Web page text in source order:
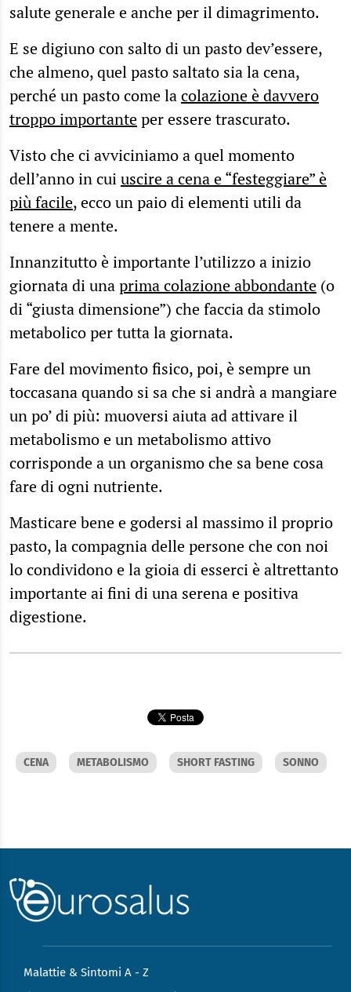
salute generale e anche per il dimagrimento.
E se digiuno con salto di un pasto dev’essere,
che almeno, quel pasto saltato sia la cena,
perché un pasto come lacolazione è davvero
troppo importanteper essere trascurato.
Visto che ci avviciniamo a quel momento
dell’anno in cuiuscire a cena e “festeggiare” è
più facile, ecco un paio di elementi utili da
tenere a mente.
Innanzitutto è importante l’utilizzo a inizio
giornata di unaprima colazione abbondante (o
di “giusta dimensione”) che faccia da stimolo
metabolico per tutta la giornata.
Fare del movimento fisico, poi, è sempre un
toccasana quando si sa che si andrà a mangiare
un po’ di più: muoversi aiuta ad attivare il
metabolismo e un metabolismo attivo
corrisponde a un organismo che sa bene cosa
fare di ogni nutriente.
Masticare bene e godersi al massimo il proprio
pasto, la compagnia delle persone che con noi
lo condividono e la gioia di esserci è altrettanto
importante ai fini di una serena e positiva
digestione.
CENA METABOLISMO SHORT FASTING SONNO
Malattie & Sintomi A - Z